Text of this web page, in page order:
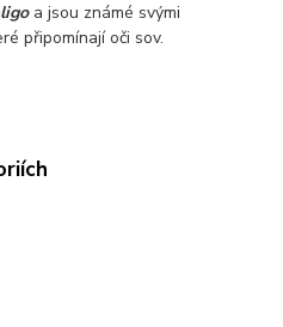
a jsou známé svými
připomínají oči sov.